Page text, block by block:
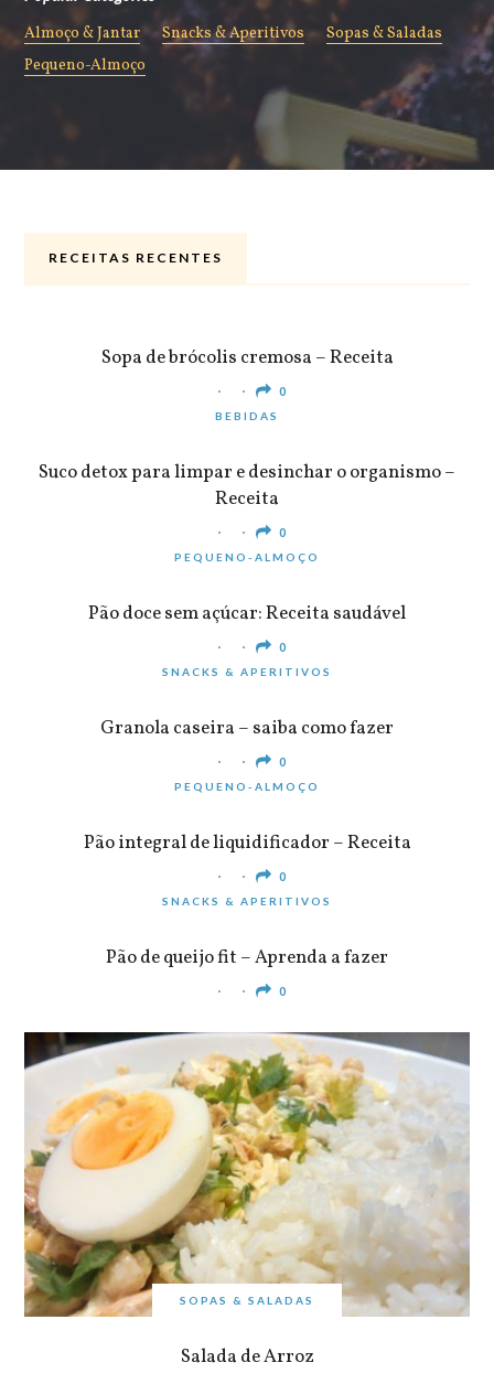
Almoço & Jantar Snacks & Aperitivos
Sopas & Saladas
Pequeno-Almoço
RECEITAS RECENTES
Sopa de brócolis cremosa – Receita
0
BEBIDAS
Suco detox para limpar e desinchar o organismo –
Receita
0
PEQUENO-ALMOÇO
Pão doce sem açúcar: Receita saudável
0
SNACKS & APERITIVOS
Granola caseira – saiba como fazer
0
PEQUENO-ALMOÇO
Pão integral de liquidificador – Receita
0
SNACKS & APERITIVOS
Pão de queijo fit – Aprenda a fazer
0
SOPAS & SALADAS
Salada de Arroz